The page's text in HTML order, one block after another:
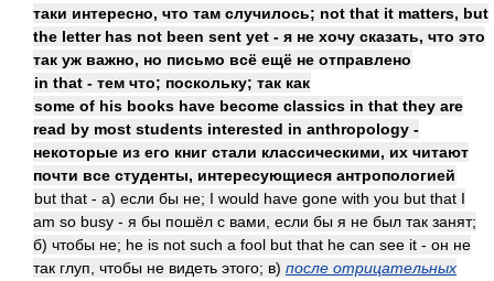
таки интересно, что там случилось; not that it matters, but
the letter has not been sent yet - я не хочу сказать, что это
так уж важно, но письмо всё ещё не отправлено
in that - тем что; поскольку; так как
some of his books have become classics in that they are
read by most students interested in anthropology -
некоторые из его книг стали классическими, их читают
почти все студенты, интересующиеся антропологией
but that - а) если бы не; I would have gone with you but that I
am so busy - я бы пошёл с вами, если бы я не был так занят;
б) чтобы не; he is not such a fool but that he can see it - он не
так глуп, чтобы не видеть этого; в) после отрицательных